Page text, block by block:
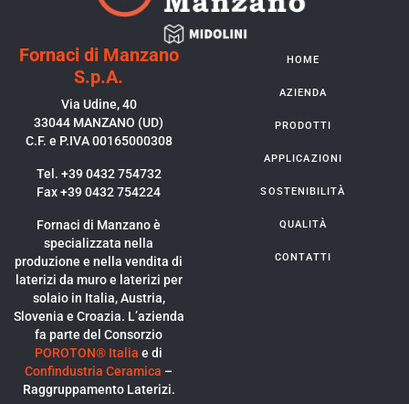
Fornaci di Manzano
S.p.A.
Via Udine, 40
33044 MANZANO (UD)
C.F. e P.IVA 00165000308
Tel. +39 0432 754732
Fax +39 0432 754224
Fornaci di Manzano è
specializzata nella
produzione e nella vendita di
laterizi da muro e laterizi per
solaio in Italia, Austria,
Slovenia e Croazia. L’azienda
fa parte del Consorzio
POROTON® Italia e di
Confindustria Ceramica –
Raggruppamento Laterizi.
HOME
AZIENDA
PRODOTTI
APPLICAZIONI
SOSTENIBILITÀ
QUALITÀ
CONTATTI